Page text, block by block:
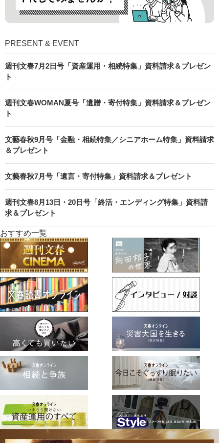
PRESENT & EVENT
週刊文春7月2日号「資産運用・相続特集」資料請求＆プレゼン
ト
週刊文春WOMAN夏号「遺贈・寄付特集」資料請求＆プレゼン
ト
文藝春秋9月号「金融・相続特集／シニアホーム特集」資料請求
＆プレゼント
文藝春秋7月号「遺言・寄付特集」資料請求＆プレゼント
週刊文春8月13日・20日号「終活・エンディング特集」資料請
求＆プレゼント
おすすめ一覧